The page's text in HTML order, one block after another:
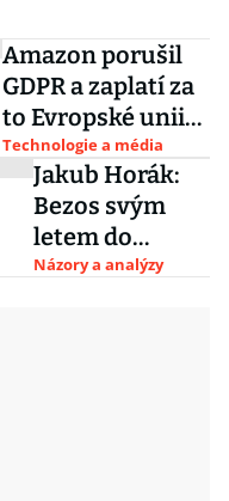
Amazon porušil
GDPR a zaplatí za
to Evropské unii
19 miliard korun
Technologie a média
Jakub Horák:
Bezos svým
letem do
vesmíru nevzal
Názory a analýzy